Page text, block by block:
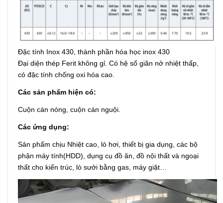
Đặc tính Inox 430, thành phần hóa học inox 430
Đại diện thép Ferit không gỉ. Có hệ số giãn nở nhiệt thấp,
có đặc tính chống oxi hóa cao.
Các sản phẩm hiện có:
Cuộn cán nóng, cuộn cán nguội.
Các ứng dụng:
Sản phẩm chịu Nhiệt cao, lò hơi, thiết bị gia dụng, các bộ
phận máy tính(HDD), dụng cụ đồ ăn, đồ nội thất và ngoại
thất cho kiến trúc, lò sưởi bằng gas, máy giặt…